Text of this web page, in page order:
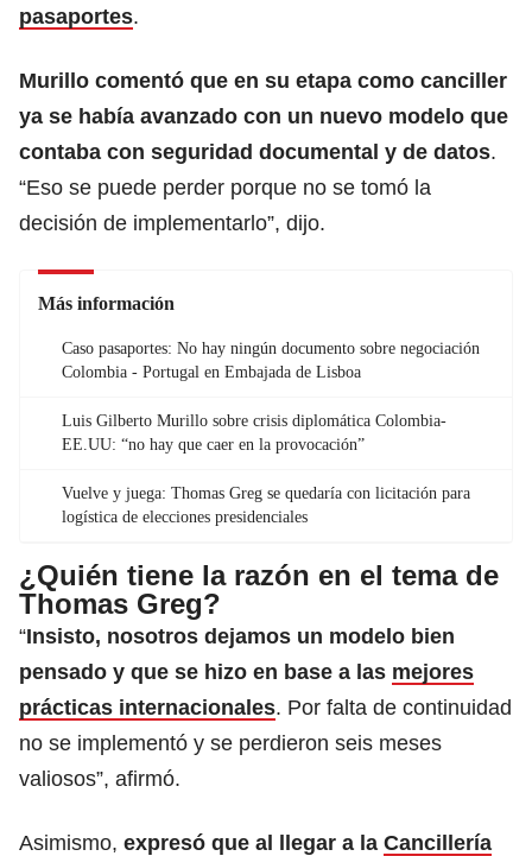
pasaportes.
Murillo comentó que en su etapa como canciller
ya se había avanzado con un nuevo modelo que
contaba con seguridad documental y de datos.
“Eso se puede perder porque no se tomó la
decisión de implementarlo”, dijo.
Más información
Caso pasaportes: No hay ningún documento sobre negociación
Colombia - Portugal en Embajada de Lisboa
Luis Gilberto Murillo sobre crisis diplomática Colombia-
EE.UU: “no hay que caer en la provocación”
Vuelve y juega: Thomas Greg se quedaría con licitación para
logística de elecciones presidenciales
¿Quién tiene la razón en el tema de
Thomas Greg?
“Insisto, nosotros dejamos un modelo bien
pensado y que se hizo en base a las mejores
prácticas internacionales. Por falta de continuidad
no se implementó y se perdieron seis meses
valiosos”, afirmó.
Asimismo, expresó que al llegar a la Cancillería